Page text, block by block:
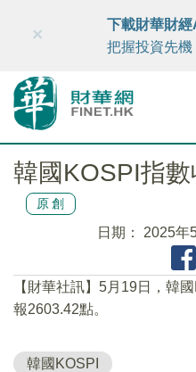
財華智庫網 FINTV
×
下載財華財經
把握投資先機
韓國KOSPI指
原創
日期： 2025年
【財華社訊】5月19日，韓
報2603.42點。
韓國KOSPI